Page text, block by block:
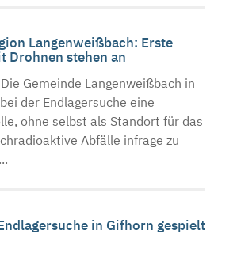
Langenweißbach: Erste
Drohnen stehen an
Gemeinde Langenweißbach in
der Endlagersuche eine
ohne selbst als Standort für das
Abfälle infrage zu
in Gifhorn gespielt